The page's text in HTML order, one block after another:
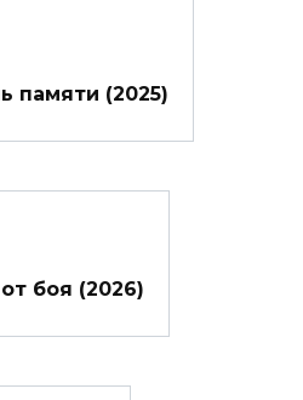
памяти (2025)
боя (2026)